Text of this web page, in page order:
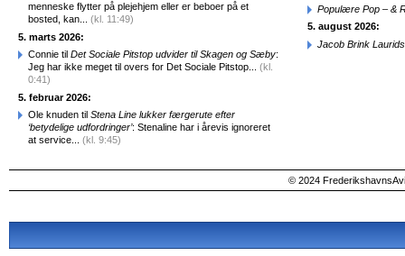
menneske flytter på plejehjem eller er beboer på et
bosted, kan... (kl. 11:49)
5. marts 2026:
Connie til Det Sociale Pitstop udvider til Skagen og Sæby:
Jeg har ikke meget til overs for Det Sociale Pitstop... (kl.
0:41)
5. februar 2026:
Ole knuden til Stena Line lukker færgerute efter
‘betydelige udfordringer’: Stenaline har i årevis ignoreret
at service... (kl. 9:45)
Populære Pop – &
5. august 2026:
Jacob Brink
© 2024